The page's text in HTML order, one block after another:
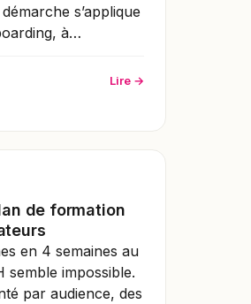
s’applique
à…
Lire →
de formation
en 4 semaines au
semble impossible.
par audience, des